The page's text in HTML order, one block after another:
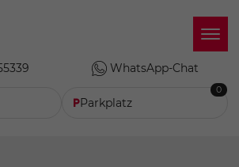
WhatsApp-Chat
Parkplatz
0